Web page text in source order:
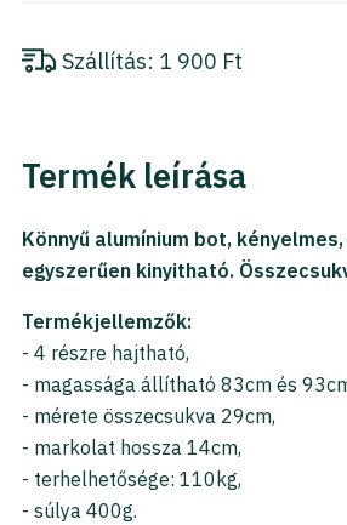
Szállítás: 1 900 Ft
Termék leírása
Könnyű alumínium bot,
egyszerűen kinyitható.
Termékjellemzők:
- 4 részre hajtható,
- magassága állítható 83cm és
- mérete összecsukva 29cm,
- markolat hossza 14cm,
- terhelhetősége: 110kg,
- súlya 400g.